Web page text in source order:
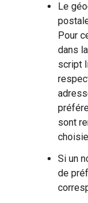
Le
Pour
dans
script
sont
Si un
de